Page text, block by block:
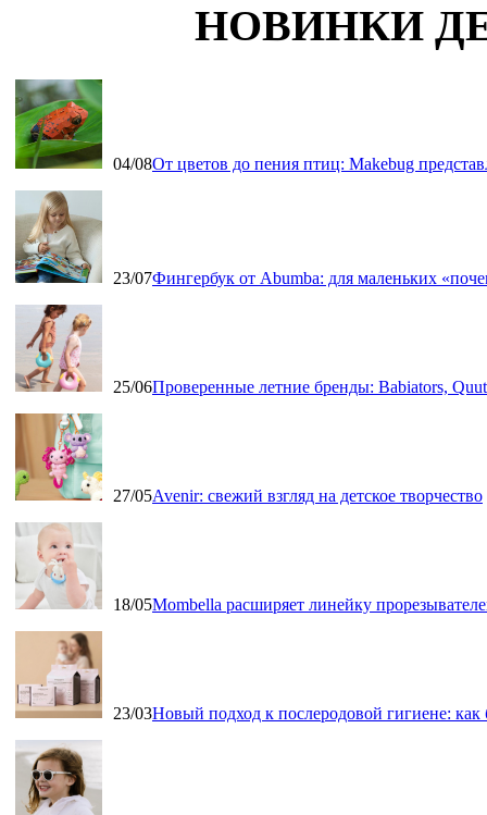
НОВИНКИ
04/08От цветов до пения птиц: Makebug
23/07Фингербук от Abumba: для маленьких
25/06Проверенные летние бренды: Babiators,
27/05Avenir: свежий взгляд на детское творчество
18/05Mombella расширяет линейку
23/03Новый подход к послеродовой гигиене: